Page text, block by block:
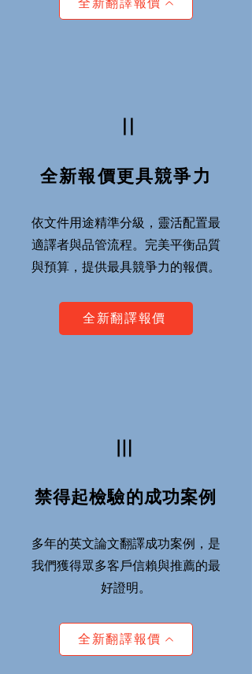
Ⅱ
全新報價更具競爭力
依文件用途精準分級，靈活配置最
適譯者與品管流程。完美平衡品質
與預算，提供最具競爭力的報價。
全新翻譯報價
Ⅲ
禁得起檢驗的成功案例
多年的英文論文翻譯成功案例，是
我們獲得眾多客戶信賴與推薦的最
好證明。
全新翻譯報價